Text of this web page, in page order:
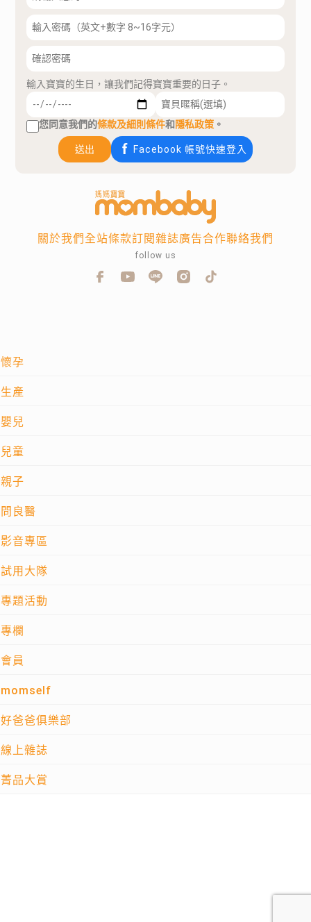
輸入寶寶的生日，讓我們記得寶寶重要的日子。
您同意我們的條款及細則條件和隱私政策 。
送出 Facebook 帳號快速登入
懷孕
生產
嬰兒
兒童
親子
問良醫
影音專區
試用大隊
專題活動
專欄
會員
momself
好爸爸俱樂部
線上雜誌
菁品大賞
關於我們全站條款訂閱雜誌廣告合作聯絡我們
follow us